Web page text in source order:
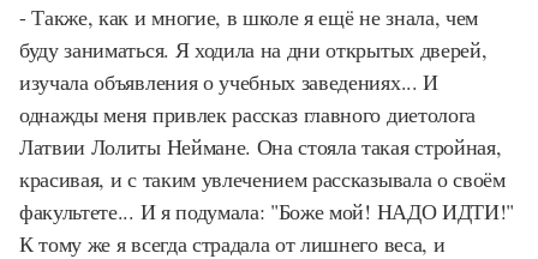
- Также, как и многие, в школе я ещё не знала, чем
буду заниматься. Я ходила на дни открытых дверей,
изучала объявления о учебных заведениях... И
однажды меня привлек рассказ главного диетолога
Латвии Лолиты Неймане. Она стояла такая стройная,
красивая, и с таким увлечением рассказывала о своём
факультете... И я подумала: "Боже мой! НАДО ИДТИ!"
К тому же я всегда страдала от лишнего веса, и